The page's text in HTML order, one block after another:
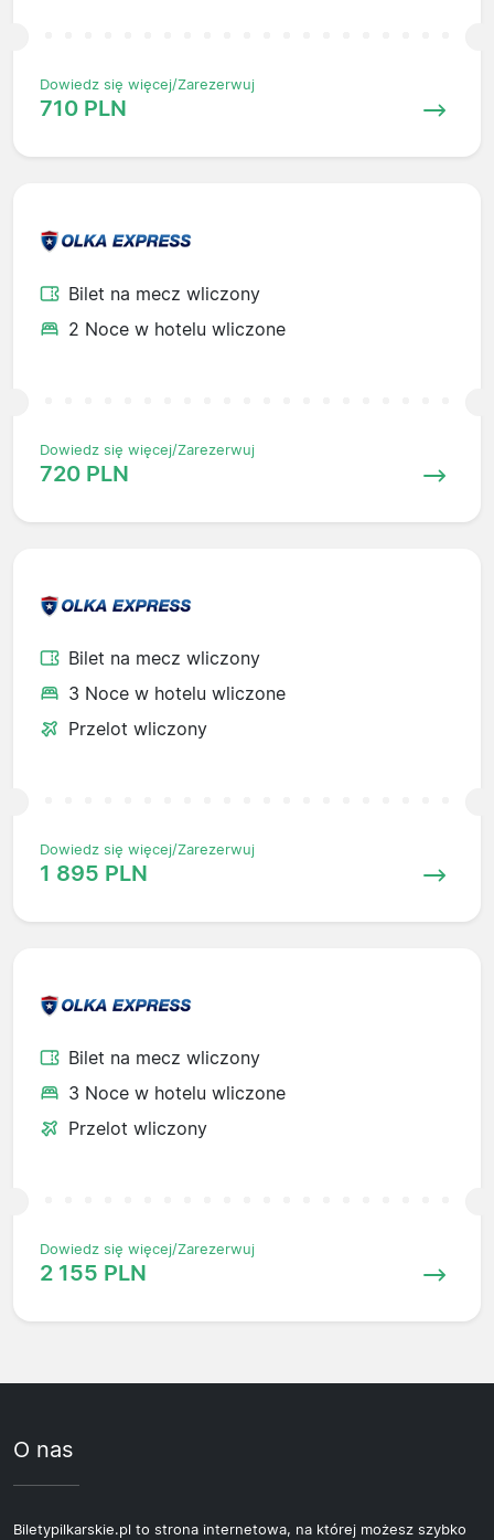
Dowiedz się więcej/Zarezerwuj
710 PLN
Bilet na mecz wliczony
2 Noce w hotelu wliczone
Dowiedz się więcej/Zarezerwuj
720 PLN
Bilet na mecz wliczony
3 Noce w hotelu wliczone
Przelot wliczony
Dowiedz się więcej/Zarezerwuj
1 895 PLN
Bilet na mecz wliczony
3 Noce w hotelu wliczone
Przelot wliczony
Dowiedz się więcej/Zarezerwuj
2 155 PLN
O nas
Biletypilkarskie.pl to strona internetowa, na której możesz szybko